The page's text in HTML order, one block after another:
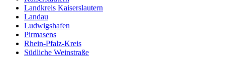
Landkreis Kaiserslautern
Landau
Ludwigshafen
Pirmasens
Rhein-Pfalz-Kreis
Südliche Weinstraße